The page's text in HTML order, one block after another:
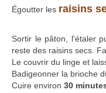
Égoutter les raisins
Sortir le pâton, l'étaler
reste des raisins secs.
Le couvrir du linge et
Badigeonner la brioche
Cuire environ 30